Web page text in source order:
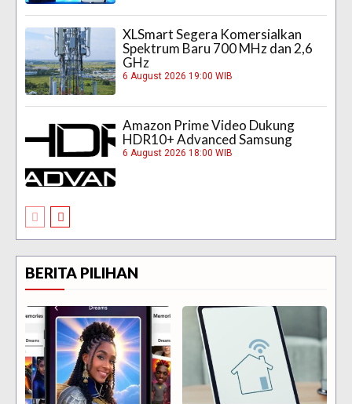
XLSmart Segera Komersialkan
Spektrum Baru 700 MHz dan 2,6
GHz
6 August 2026 19:00 WIB
Amazon Prime Video Dukung
HDR10+ Advanced Samsung
6 August 2026 18:00 WIB
BERITA PILIHAN